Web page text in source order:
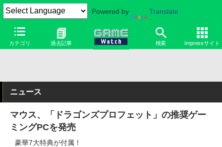
Powered by Translate
カテゴリ 過去記事 検索 Impressサイト
ニュース
マウス、「ドラゴンズプロフェット」の推奨ゲー
ミングPCを発売
豪華7大特典が付属！